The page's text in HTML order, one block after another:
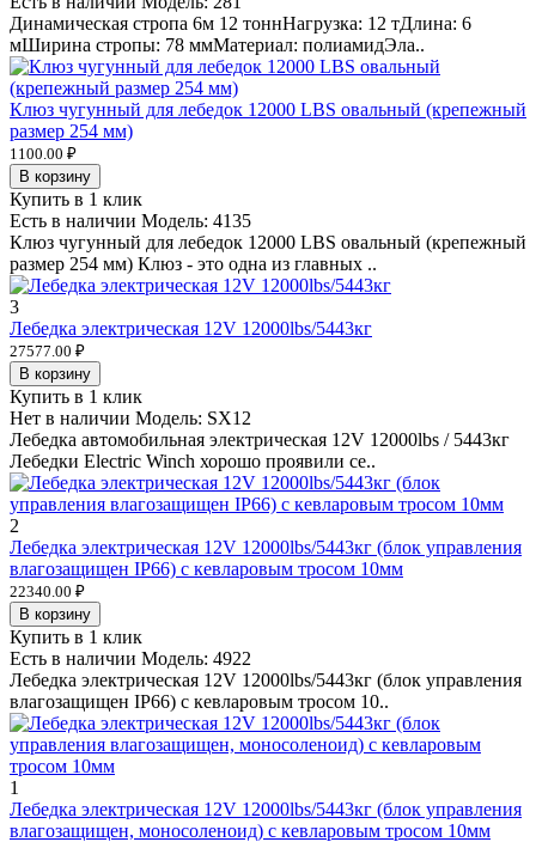
Динамическая стропа 6м 12 тоннНагрузка: 12 тДлина: 6
мШирина стропы: 78 ммМатериал: полиамидЭла..
Клюз чугунный для лебедок 12000 LBS овальный (крепежный
размер 254 мм)
1100.00 ₽
В корзину
Купить в 1 клик
Есть в наличии Модель: 4135
Клюз чугунный для лебедок 12000 LBS овальный (крепежный
размер 254 мм) Клюз - это одна из главных ..
3
Лебедка электрическая 12V 12000lbs/5443кг
27577.00 ₽
В корзину
Купить в 1 клик
Нет в наличии Модель: SX12
Лебедка автомобильная электрическая 12V 12000lbs / 5443кг
Лебедки Electric Winch хорошо проявили се..
2
Лебедка электрическая 12V 12000lbs/5443кг (блок управления
влагозащищен IP66) с кевларовым тросом 10мм
22340.00 ₽
В корзину
Купить в 1 клик
Есть в наличии Модель: 4922
Лебедка электрическая 12V 12000lbs/5443кг (блок управления
влагозащищен IP66) с кевларовым тросом 10..
1
Лебедка электрическая 12V 12000lbs/5443кг (блок управления
влагозащищен, моносоленоид) с кевларовым тросом 10мм